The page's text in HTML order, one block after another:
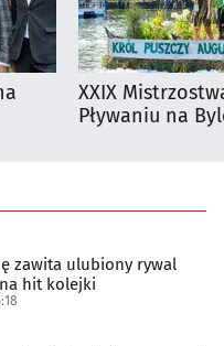
XXIX
Pływaniu na
zawita ulubiony rywal
hit kolejki